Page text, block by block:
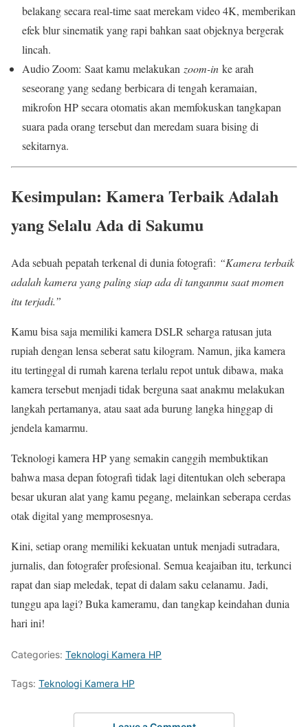
belakang secara real-time saat merekam video 4K, memberikan
efek blur sinematik yang rapi bahkan saat objeknya bergerak
lincah.
Audio Zoom: Saat kamu melakukan zoom-in ke arah
seseorang yang sedang berbicara di tengah keramaian,
mikrofon HP secara otomatis akan memfokuskan tangkapan
suara pada orang tersebut dan meredam suara bising di
sekitarnya.
Kesimpulan: Kamera Terbaik Adalah
yang Selalu Ada di Sakumu
Ada sebuah pepatah terkenal di dunia fotografi: “Kamera terbaik
adalah kamera yang paling siap ada di tanganmu saat momen
itu terjadi.”
Kamu bisa saja memiliki kamera DSLR seharga ratusan juta
rupiah dengan lensa seberat satu kilogram. Namun, jika kamera
itu tertinggal di rumah karena terlalu repot untuk dibawa, maka
kamera tersebut menjadi tidak berguna saat anakmu melakukan
langkah pertamanya, atau saat ada burung langka hinggap di
jendela kamarmu.
Teknologi kamera HP yang semakin canggih membuktikan
bahwa masa depan fotografi tidak lagi ditentukan oleh seberapa
besar ukuran alat yang kamu pegang, melainkan seberapa cerdas
otak digital yang memprosesnya.
Kini, setiap orang memiliki kekuatan untuk menjadi sutradara,
jurnalis, dan fotografer profesional. Semua keajaiban itu, terkunci
rapat dan siap meledak, tepat di dalam saku celanamu. Jadi,
tunggu apa lagi? Buka kameramu, dan tangkap keindahan dunia
hari ini!
Categories: Teknologi Kamera HP
Tags: Teknologi Kamera HP